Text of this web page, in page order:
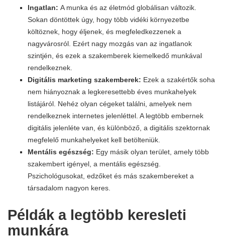
Ingatlan: A munka és az életmód globálisan változik.
Sokan döntöttek úgy, hogy több vidéki környezetbe
költöznek, hogy éljenek, és megfeledkezzenek a
nagyvárosról. Ezért nagy mozgás van az ingatlanok
szintjén, és ezek a szakemberek kiemelkedő munkával
rendelkeznek.
Digitális marketing szakemberek: Ezek a szakértők soha
nem hiányoznak a legkeresettebb éves munkahelyek
listájáról. Nehéz olyan cégeket találni, amelyek nem
rendelkeznek internetes jelenléttel. A legtöbb embernek
digitális jelenléte van, és különböző, a digitális szektornak
megfelelő munkahelyeket kell betölteniük.
Mentális egészség: Egy másik olyan terület, amely több
szakembert igényel, a mentális egészség.
Pszichológusokat, edzőket és más szakembereket a
társadalom nagyon keres.
Példák a legtöbb keresleti
munkára